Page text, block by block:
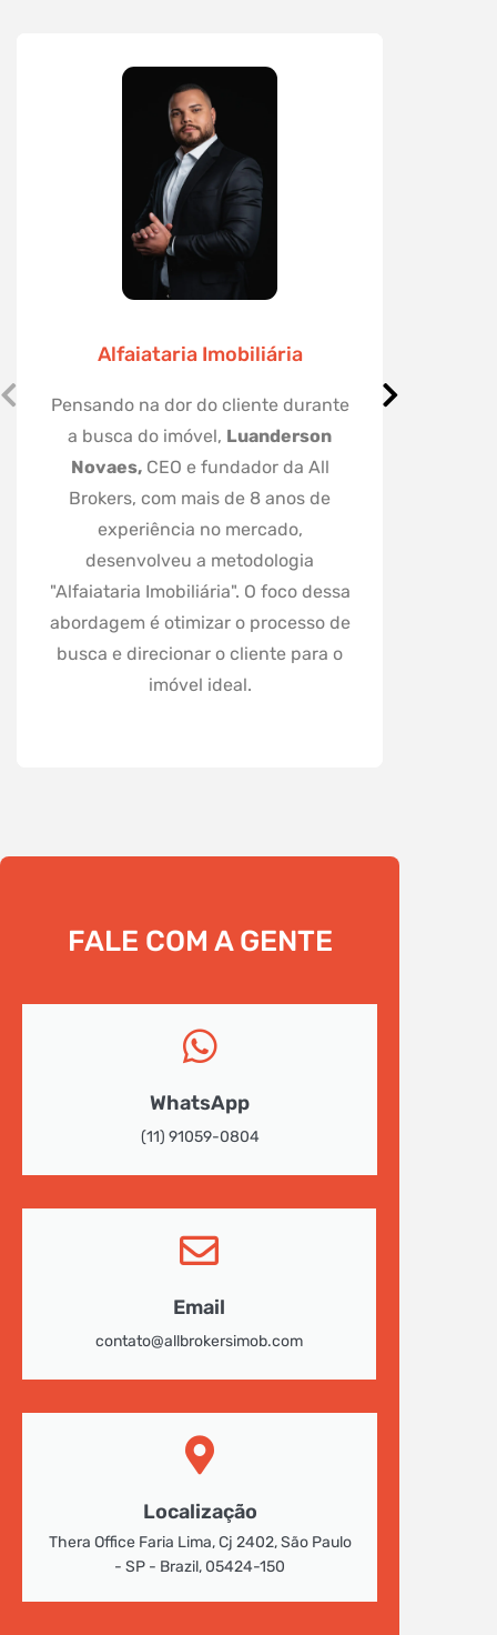
Alfaiataria Imobiliária
Pensando na dor do cliente durante
a busca do imóvel, Luanderson
Novaes,CEO e fundador da All
Brokers, com mais de 8 anos de
experiência no mercado,
desenvolveu a metodologia
"Alfaiataria Imobiliária". O foco dessa
abordagem é otimizar o processo de
busca e direcionar o cliente para o
imóvel ideal.
FALE COM A GENTE
WhatsApp
(11) 91059-0804
Email
contato@allbrokersimob.com
Localização
Thera Office Faria Lima, Cj 2402, São Paulo
- SP - Brazil, 05424-150